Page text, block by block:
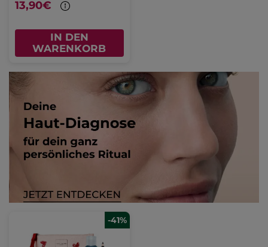
13,90€
IN DEN
WARENKORB
-41%